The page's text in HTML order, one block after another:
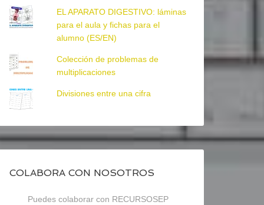
EL APARATO DIGESTIVO: láminas
para el aula y fichas para el
alumno (ES/EN)
Colección de problemas de
multiplicaciones
Divisiones entre una cifra
COLABORA CON NOSOTROS
Puedes colaborar con RECURSOSEP